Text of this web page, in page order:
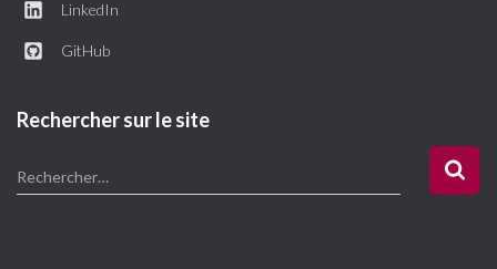
LinkedIn
GitHub
Rechercher sur le site
e
Rechercher…